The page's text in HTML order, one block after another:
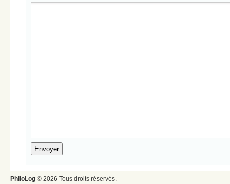
PhiloLog © 2026 Tous droits réservés.